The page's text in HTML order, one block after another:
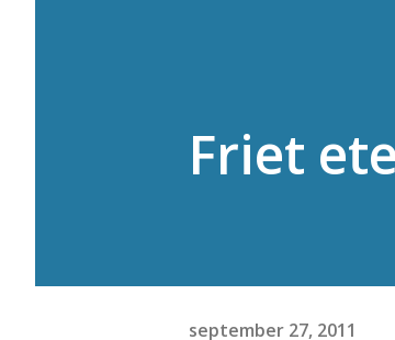
Friet
september 27, 2011